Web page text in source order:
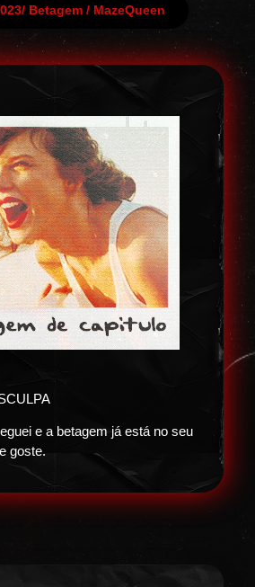
/ Betagem / MazeQueen
e a betagem já está no seu
goste.